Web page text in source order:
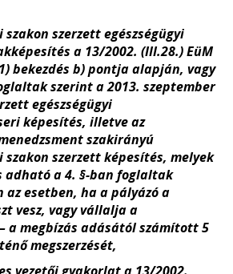
szerzett egészségügyi
a 13/2002. (III.28.) EüM
bekezdés b) pontja alapján, vagy
szerint a 2013. szeptember
egészségügyi
képesítés, illetve az
szakirányú
szakon szerzett képesítés, melyek
adható a 4. §-ban foglaltak
esetben, ha a pályázó a
vesz, vagy vállalja a
a megbízás adásától számított 5
megszerzését,